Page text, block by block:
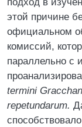
этой причине
официальном
комиссий,
параллельно с
termini
repetundarum.